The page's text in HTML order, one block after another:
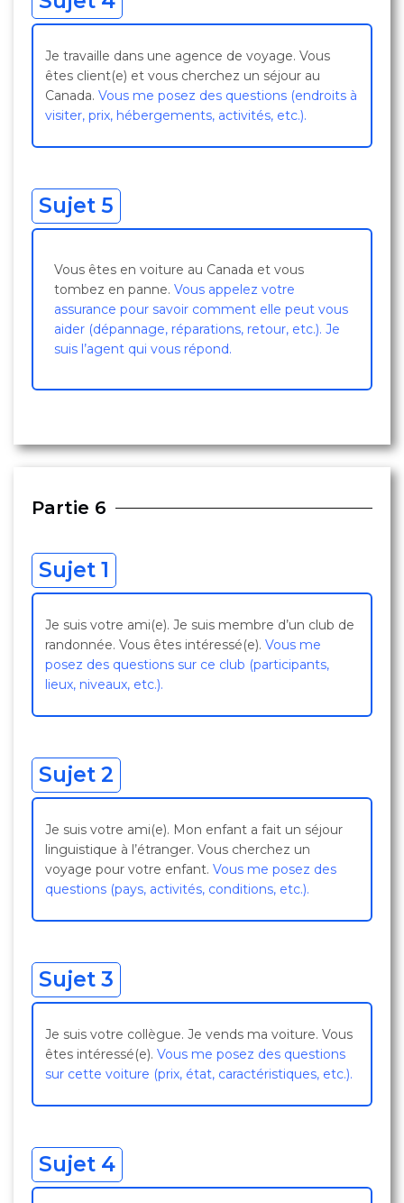
Je travaille dans une agence de voyage. Vous
êtes client(e) et vous cherchez un séjour au
Canada. Vous me posez des questions (endroits à
visiter, prix, hébergements, activités, etc.).
Sujet 5
Vous êtes en voiture au Canada et vous
tombez en panne. Vous appelez votre
assurance pour savoir comment elle peut vous
aider (dépannage, réparations, retour, etc.). Je
suis l’agent qui vous répond.
Partie 6
Sujet 1
Je suis votre ami(e). Je suis membre d’un club de
randonnée. Vous êtes intéressé(e). Vous me
posez des questions sur ce club (participants,
lieux, niveaux, etc.).
Sujet 2
Je suis votre ami(e). Mon enfant a fait un séjour
linguistique à l’étranger. Vous cherchez un
voyage pour votre enfant. Vous me posez des
questions (pays, activités, conditions, etc.).
Sujet 3
Je suis votre collègue. Je vends ma voiture. Vous
êtes intéressé(e). Vous me posez des questions
sur cette voiture (prix, état, caractéristiques, etc.).
Sujet 4